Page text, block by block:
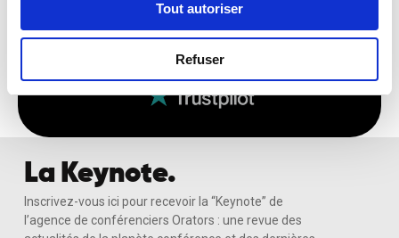
Tout autoriser
Refuser
Recevoir Ma Sélection Sur-Mesure
La Keynote.
Inscrivez-vous ici pour recevoir la “Keynote” de
l’agence de conférenciers Orators : une revue des